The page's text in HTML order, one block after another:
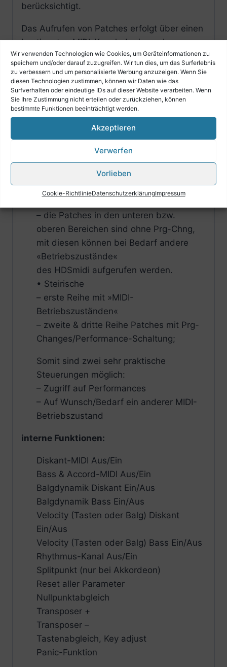
Wir verwenden Technologien wie Cookies, um Geräteinformationen zu
speichern und/oder darauf zuzugreifen. Wir tun dies, um das Surferlebnis
zu verbessern und um personalisierte Werbung anzuzeigen. Wenn Sie
diesen Technologien zustimmen, können wir Daten wie das
Surfverhalten oder eindeutige IDs auf dieser Website verarbeiten. Wenn
Sie Ihre Zustimmung nicht erteilen oder zurückziehen, können
bestimmte Funktionen beeinträchtigt werden.
Akzeptieren
Verwerfen
Vorlieben
Cookie-RichtlinieDatenschutzerklärungImpressum
berücksichtigt.
Das Aufrufen von Patches erfolgt über einen
bestimmten MIDI-Kanal, der je nach
Hersteller Basis-, Control- oder Global-
Kanal, genannt wird. Dieser Global-Kanal ist
in Ihrem HDSmidi bei Auslieferung auf MIDI-
Kanal 15 eingestellt.
Patches für HDS iSound (iPad / Apple),
Konzept & Struktur
– in den Oktaven vom 1.C bis zum 3.C –
also über 2 Oktaven verteilt befinden
sich Patches mit Prg-
– die Patches in den unteren bzw.
oberen Bereichen sind ohne Prg-Chng,
mit diesen können bei Bedarf andere
«Betriebszustände«
des HDSmidi aufgerufen werden.
• Steirische
– erste Reihe mit »MIDI-
Betriebszuständen«
– zweite & dritte Reihe Patches mit Prg-
Changes/Performance-Schaltung;
Somit sind zwei sehr praktische
Steuerungen möglich:
– Zugriff auf Performances
– Auf Wunsch/Bedarf ein anderer MIDI-
Betriebszustand
interne Funktionen:
Diskant-MIDI Aus/Ein
Bass & Accord-MIDI Aus/Ein
Balgdynamik Diskant Ein/Aus
Balgdynamik Bass Ein/Aus
Velocity (Tasten oder Balg) Diskant
Ein/Aus
Velocity (Tasten oder Balg) Bass Ein/Aus
Rhythmus-Kanal Aus/Ein
Splitpunkt (nur bei Akkordeon)
Reset aller Parameter
Nullpunktabgleich
Transposer +
Transposer –
Tastenabgleich, Key adjust
Panic-Funktion